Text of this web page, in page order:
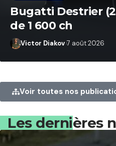
Bugatti Destrier
de 1 600 ch
Victor Diakov 7 août 2026
Voir toutes nos
Les dernières